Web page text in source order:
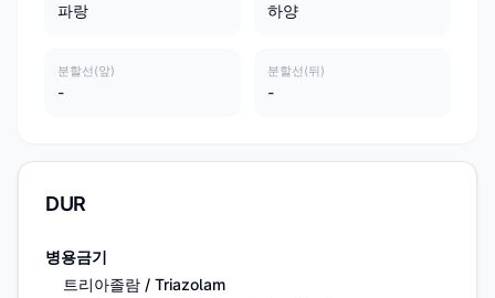
파랑 하양
분할선(앞)
-
분할선(뒤)
-
DUR
병용금기
트리아졸람 / Triazolam